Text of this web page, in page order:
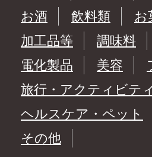
お酒
飲料類 お
加工品等
調味料
電化製品
美容
旅行・アクティビティ
ヘルスケア・ペット
その他